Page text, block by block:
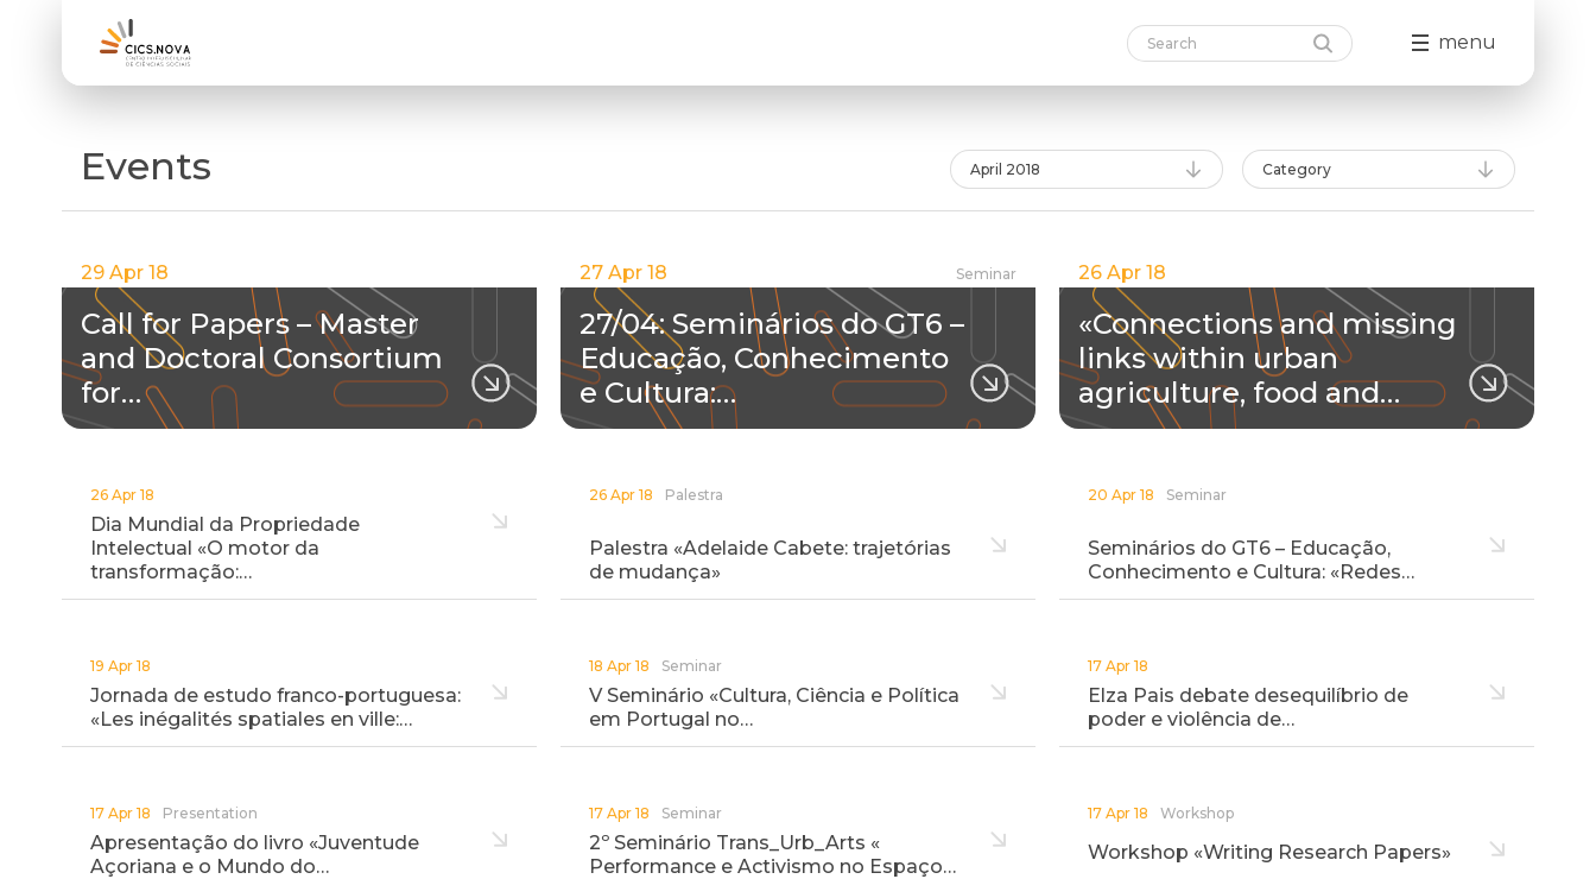
menu
Events April 2018 Category
29 Apr 18
Call for Papers – Master
and Doctoral Consortium
for…
27 Apr 18 Seminar
27/04: Seminários do GT6 –
Educação, Conhecimento
e Cultura:…
26 Apr 18
«Connections and missing
links within urban
agriculture, food and…
26 Apr 18
Dia Mundial da Propriedade
Intelectual «O motor da
transformação:…
26 Apr 18 Palestra
Palestra «Adelaide Cabete: trajetórias
de mudança»
20 Apr 18 Seminar
Seminários do GT6 – Educação,
Conhecimento e Cultura: «Redes…
19 Apr 18
Jornada de estudo franco-portuguesa:
«Les inégalités spatiales en ville:…
18 Apr 18 Seminar
V Seminário «Cultura, Ciência e Política
em Portugal no…
17 Apr 18
Elza Pais debate desequilíbrio de
poder e violência de…
17 Apr 18 Presentation
Apresentação do livro «Juventude
Açoriana e o Mundo do…
17 Apr 18 Seminar
2º Seminário Trans_Urb_Arts «
Performance e Activismo no Espaço…
17 Apr 18 Workshop
Workshop «Writing Research Papers»